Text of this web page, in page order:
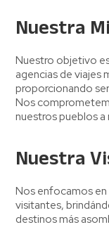
Nuestra
Nuestro objetivo
agencias de viajes
proporcionando
Nos
nuestros pueblos a
Nuestra
Nos enfocamos
visitantes,
destinos más